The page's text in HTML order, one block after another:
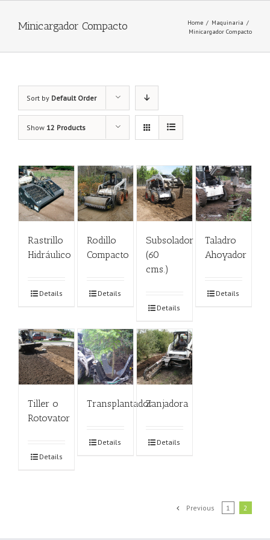
Minicargador Compacto Home / Maquinaria /
Minicargador Compacto
Sort by Default Order
Show 12 Products
Rastrillo
Hidráulico
Details
Rodillo
Compacto
Details
Subsolador
(60
cms.)
Details
Taladro
Ahoyador
Details
Tiller o
Rotovator
Details
Transplantador
Details
Zanjadora
Details
Previous 1 2